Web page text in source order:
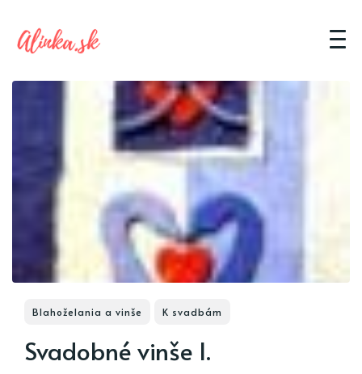
Blahoželania a vinše K svadbám
Svadobné vinše I.